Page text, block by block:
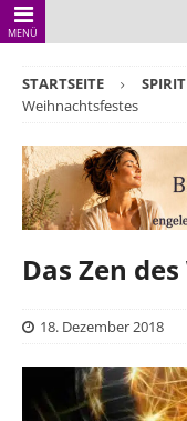
MENÜ
STARTSEITE
Weihnachtsfestes
Das Zen
18. Dezember 2018